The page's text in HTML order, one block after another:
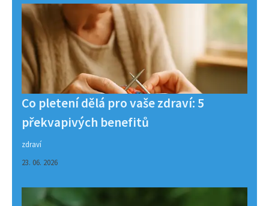
Co pletení dělá pro vaše zdraví: 5
překvapivých benefitů
zdraví
23. 06. 2026